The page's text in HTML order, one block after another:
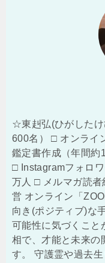
☆東赳弘(ひがした
600名） □ オンライ
鑑定書作成（年間約
□ Instagramフォロ
万人 □ メルマガ読
営 オンライン「
向き(ポジティブ)な
可能性に気づくこと
相で、才能と未来の
す。 守護霊や過去